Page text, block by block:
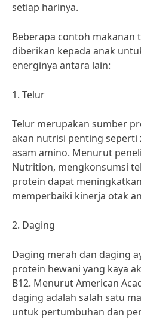
setiap harinya.
Beberapa contoh makanan
diberikan kepada anak
energinya antara lain:
1. Telur
Telur merupakan sumber
akan nutrisi penting seperti
asam amino. Menurut
Nutrition, mengkonsumsi
protein dapat
memperbaiki kinerja otak
2. Daging
Daging merah dan daging
protein hewani yang kaya
B12. Menurut American
daging adalah salah satu
untuk pertumbuhan dan